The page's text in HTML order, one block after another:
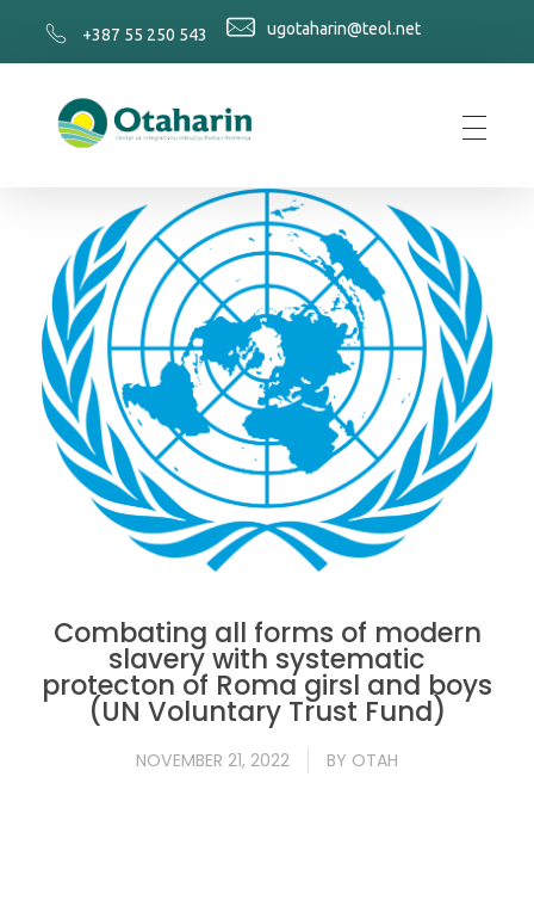
+387 55 250 543 ugotaharin@teol.net
Combating all forms of modern
slavery with systematic
protecton of Roma girsl and boys
(UN Voluntary Trust Fund)
NOVEMBER 21, 2022 BY OTAH